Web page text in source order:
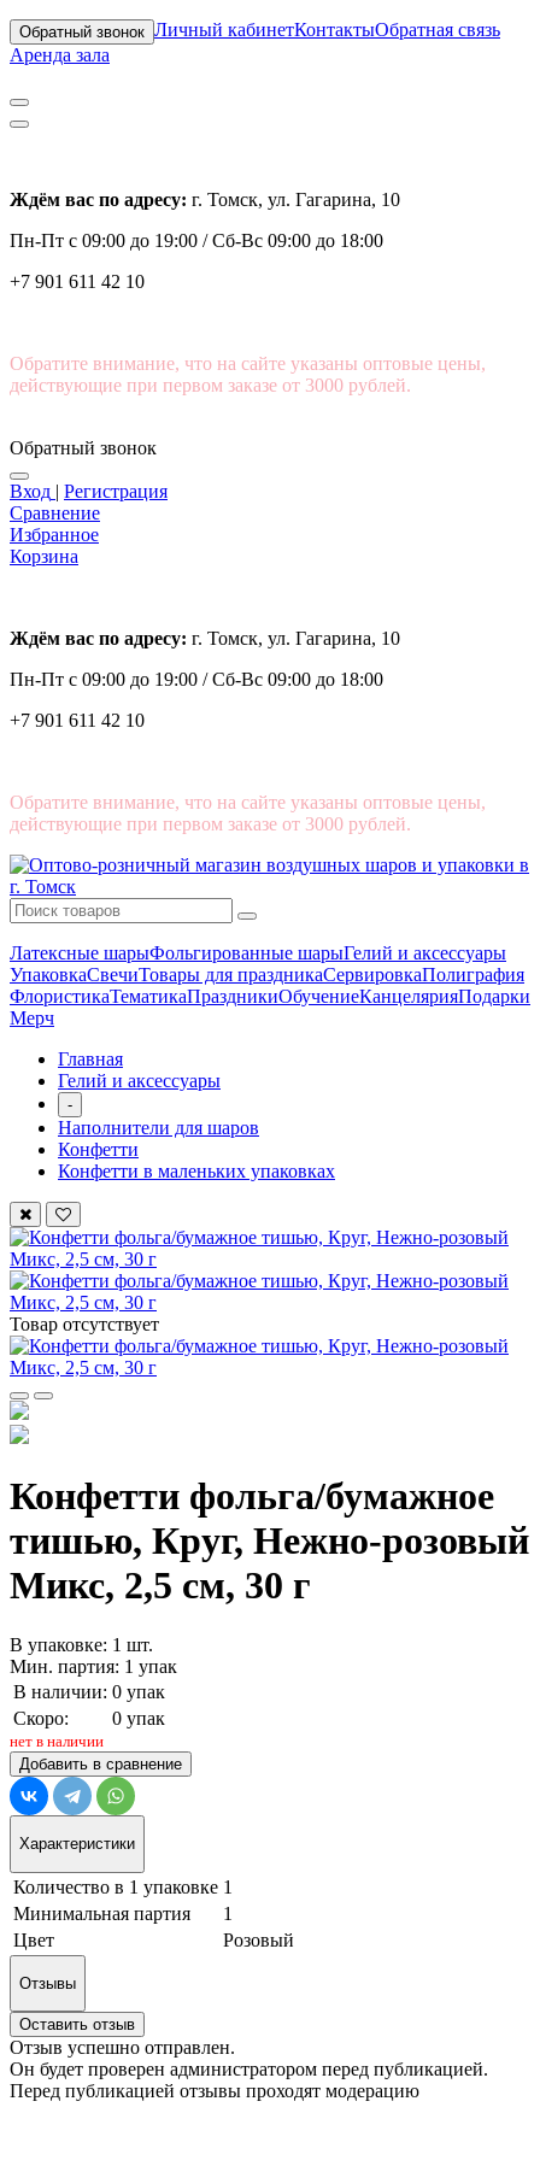
Обратный звонок Личный кабинетКонтактыОбратная связь
Аренда зала
Ждём вас по адресу: г. Томск, ул. Гагарина, 10
Пн-Пт с 09:00 до 19:00 /Сб-Вс 09:00 до 18:00
+7 901 611 42 10
Обратите внимание, что на сайте указаны оптовые цены,
действующие при первом заказе от 3000 рублей.
Обратный звонок
Вход | Регистрация
Сравнение
Избранное
Корзина
Ждём вас по адресу: г. Томск, ул. Гагарина, 10
Пн-Пт с 09:00 до 19:00 /Сб-Вс 09:00 до 18:00
+7 901 611 42 10
Обратите внимание, что на сайте указаны оптовые цены,
действующие при первом заказе от 3000 рублей.
Латексные шарыФольгированные шарыГелий и аксессуары
УпаковкаСвечиТовары для праздникаСервировкаПолиграфия
ФлористикаТематикаПраздникиОбучениеКанцелярияПодарки
Мерч
Главная
Гелий и аксессуары
-
Наполнители для шаров
Конфетти
Конфетти в маленьких упаковках
Товар отсутствует
Конфетти фольга/бумажное
тишью, Круг, Нежно-розовый
Микс, 2,5 см, 30 г
В упаковке: 1 шт.
Мин. партия: 1 упак
В наличии: 0 упак
Скоро:
0 упак
нет в наличии
Добавить в сравнение
Характеристики
Количество в 1 упаковке 1
Минимальная партия
1
Цвет
Розовый
Отзывы
Оставить отзыв
Отзыв успешно отправлен.
Он будет проверен администратором перед публикацией.
Перед публикацией отзывы проходят модерацию